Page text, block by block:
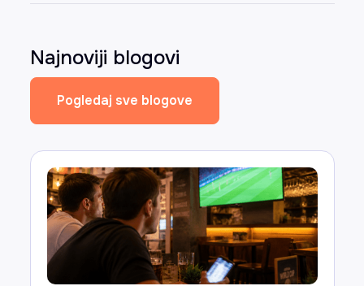
Najnoviji blogovi
Pogledaj sve blogove